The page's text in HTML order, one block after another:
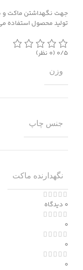
جهت نگهداشتن ماکت و
تولید محصول استفاده
‫۰/۵ ‫(۰ نظر)
وزن
جنس چاپ
نگهدارنده ماکت
0 دیدگاه
0
0
0